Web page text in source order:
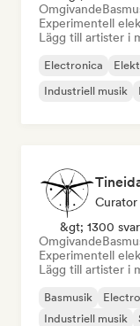
Omgivande
Experimentell
Lägg till artister i
Electronica
Industriell musik
Curator
&gt; 1300
Omgivande
Experimentell
Lägg till artister i
Basmusik
Industriell musik